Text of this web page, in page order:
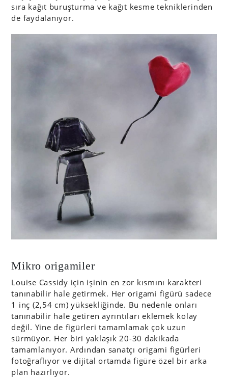
sıra kağıt buruşturma ve kağıt kesme tekniklerinden
de faydalanıyor.
Mikro origamiler
Louise Cassidy için işinin en zor kısmını karakteri
tanınabilir hale getirmek. Her origami figürü sadece
1 inç (2,54 cm) yüksekliğinde. Bu nedenle onları
tanınabilir hale getiren ayrıntıları eklemek kolay
değil. Yine de figürleri tamamlamak çok uzun
sürmüyor. Her biri yaklaşık 20-30 dakikada
tamamlanıyor. Ardından sanatçı origami figürleri
fotoğraflıyor ve dijital ortamda figüre özel bir arka
plan hazırlıyor.